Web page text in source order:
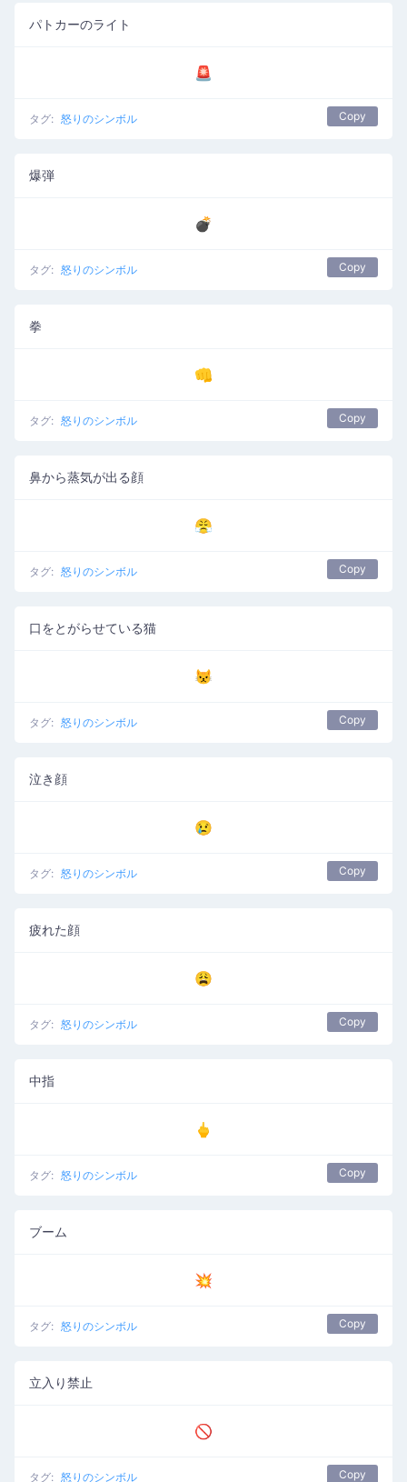
パトカーのライト
🚨
タグ: 怒りのシンボル Copy
爆弾
💣
タグ: 怒りのシンボル Copy
拳
👊
タグ: 怒りのシンボル Copy
鼻から蒸気が出る顔
😤
タグ: 怒りのシンボル Copy
口をとがらせている猫
😾
タグ: 怒りのシンボル Copy
泣き顔
😢
タグ: 怒りのシンボル Copy
疲れた顔
😩
タグ: 怒りのシンボル Copy
中指
🖕
タグ: 怒りのシンボル Copy
ブーム
💥
タグ: 怒りのシンボル Copy
立入り禁止
🚫
タグ: 怒りのシンボル Copy